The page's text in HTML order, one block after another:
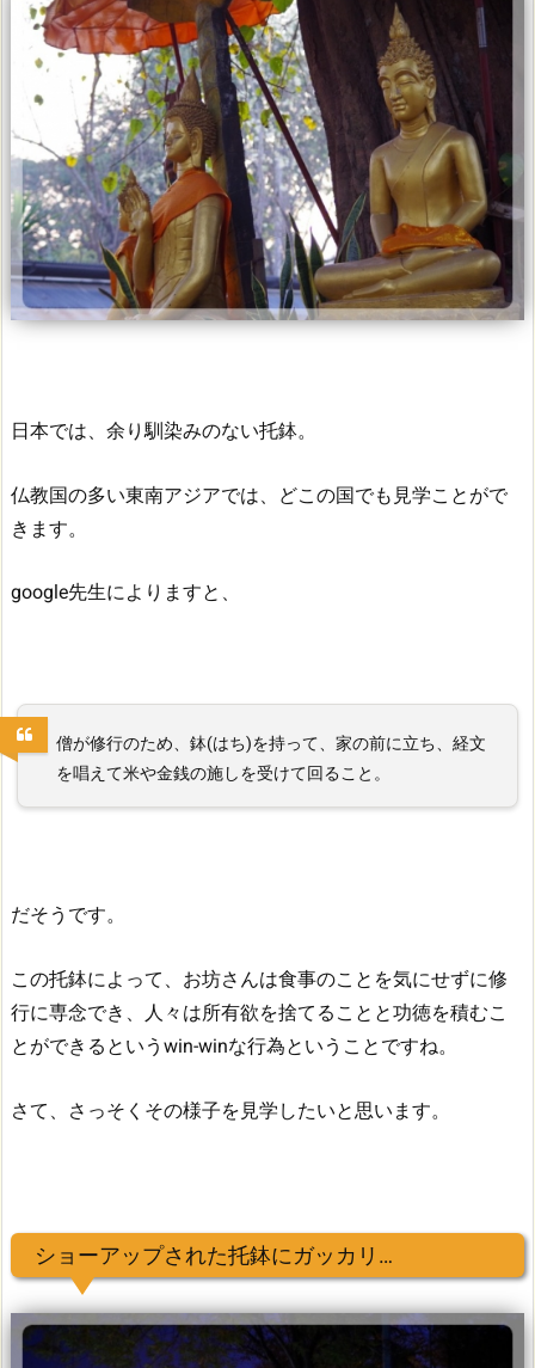
日本では、余り馴染みのない托鉢。
仏教国の多い東南アジアでは、どこの国でも見学ことがで
きます。
google先生によりますと、
僧が修行のため、鉢(はち)を持って、家の前に立ち、経文
を唱えて米や金銭の施しを受けて回ること。
だそうです。
この托鉢によって、お坊さんは食事のことを気にせずに修
行に専念でき、人々は所有欲を捨てることと功徳を積むこ
とができるというwin-winな行為ということですね。
さて、さっそくその様子を見学したいと思います。
ショーアップされた托鉢にガッカリ…